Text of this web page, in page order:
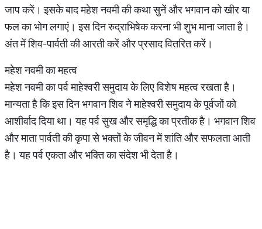
जाप करें। इसके बाद महेश नवमी की कथा सुनें और भगवान को खीर या
फल का भोग लगाएं। इस दिन रुद्राभिषेक करना भी शुभ माना जाता है।
अंत में शिव-पार्वती की आरती करें और प्रसाद वितरित करें।
महेश नवमी का महत्व
महेश नवमी का पर्व माहेश्वरी समुदाय के लिए विशेष महत्व रखता है।
मान्यता है कि इस दिन भगवान शिव ने माहेश्वरी समुदाय के पूर्वजों को
आशीर्वाद दिया था। यह पर्व सुख और समृद्धि का प्रतीक है। भगवान शिव
और माता पार्वती की कृपा से भक्तों के जीवन में शांति और सफलता आती
है। यह पर्व एकता और भक्ति का संदेश भी देता है।